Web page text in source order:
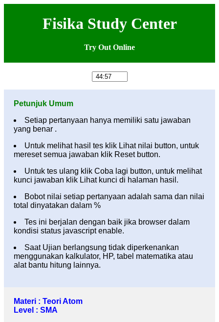
Fisika Study Center
Try Out Online
Petunjuk Umum
Setiap pertanyaan hanya memiliki satu jawaban
yang benar .
Untuk melihat hasil tes klik Lihat nilai button, untuk
mereset semua jawaban klik Reset button.
Untuk tes ulang klik Coba lagi button, untuk melihat
kunci jawaban klik Lihat kunci di halaman hasil.
Bobot nilai setiap pertanyaan adalah sama dan nilai
total dinyatakan dalam %
Tes ini berjalan dengan baik jika browser dalam
kondisi status javascript enable.
Saat Ujian berlangsung tidak diperkenankan
menggunakan kalkulator, HP, tabel matematika atau
alat bantu hitung lainnya.
Materi : Teori Atom
Level : SMA